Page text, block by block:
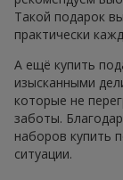
Такой подарок
практически
А ещё купить
изысканными
которые не
заботы.
наборов купить
ситуации.